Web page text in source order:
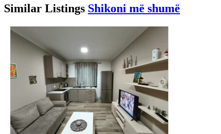
Similar Listings Shikoni më shumë